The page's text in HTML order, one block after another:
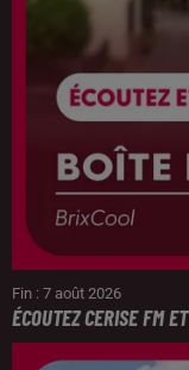
Fin : 7 août 2026
ÉCOUTEZ CERISE FM